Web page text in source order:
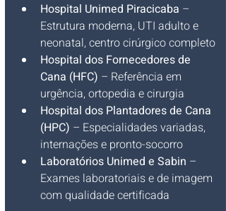
Hospital Unimed Piracicaba –
Estrutura moderna, UTI adulto e
neonatal, centro cirúrgico completo
Hospital dos Fornecedores de
Cana (HFC) – Referência em
urgência, ortopedia e cirurgia
Hospital dos Plantadores de Cana
(HPC) – Especialidades variadas,
internações e pronto-socorro
Laboratórios Unimed e Sabin –
Exames laboratoriais e de imagem
com qualidade certificada